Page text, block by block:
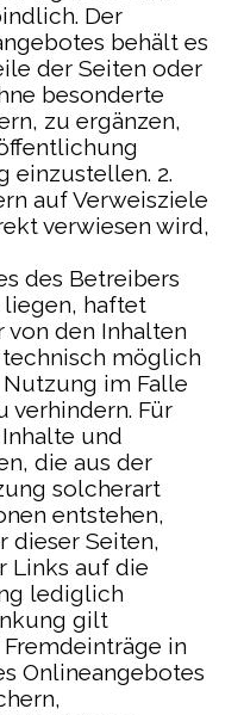
Der
behält es
der Seiten oder
besonderte
zu ergänzen,
einzustellen. 2.
auf Verweisziele
verwiesen wird,
des Betreibers
liegen, haftet
von den Inhalten
möglich
im Falle
verhindern. Für
und
die aus der
solcherart
entstehen,
dieser Seiten,
Links auf die
lediglich
gilt
in
Onlineangebotes